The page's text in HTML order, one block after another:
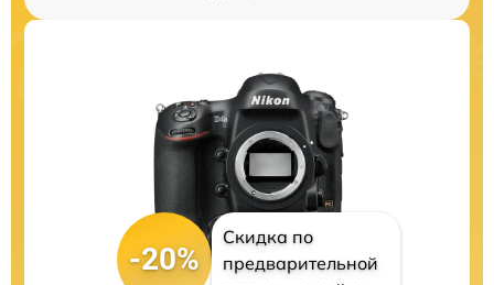
-20%
Скидка по
предварительной